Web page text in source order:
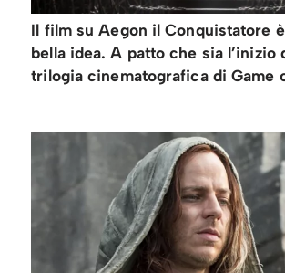
Il film su Aegon il Conquistatore
bella idea. A patto che sia l’inizio
trilogia cinematografica di Game